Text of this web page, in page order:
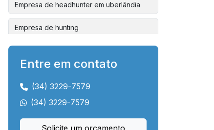
Empresa de headhunter em uberlândia
Empresa de hunting
Empresa de recrutamento e hunting em
Entre em contato
(34) 3229-7579
(34) 3229-7579